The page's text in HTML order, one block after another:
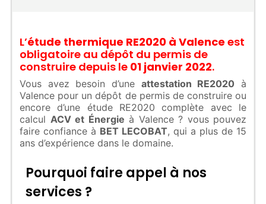
L’étude thermique RE2020 à Valence est
obligatoire au dépôt du permis de
construire depuis le 01 janvier 2022.
Vous avez besoin d’une attestation RE2020 à
Valence pour un dépôt de permis de construire ou
encore d’une étude RE2020 complète avec le
calcul ACV et Énergie à Valence ? vous pouvez
faire confiance à BET LECOBAT, qui a plus de 15
ans d’expérience dans le domaine.
Pourquoi faire appel à nos
services ?